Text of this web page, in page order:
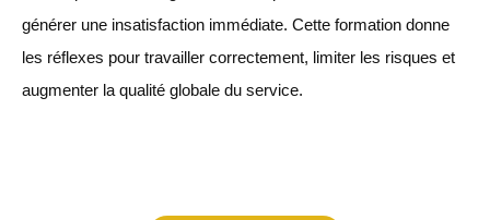
générer une insatisfaction immédiate. Cette formation donne
les réflexes pour travailler correctement, limiter les risques et
augmenter la qualité globale du service.